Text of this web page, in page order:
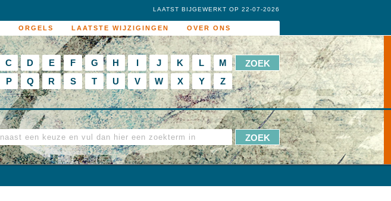
ORGELS LAATSTE WIJZIGINGEN OVER ONS
LAATST BIJGEWERKT OP 22-07-2026
C D E F G H I J K L
M
P Q R S T U V W X Y Z